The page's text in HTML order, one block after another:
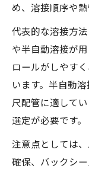
め、溶接順序や熱
代表的な溶接方
や半自動溶接が
ロールがしやす
います。半自動
尺配管に適して
選定が必要です。
注意点としては
確保、バックシ